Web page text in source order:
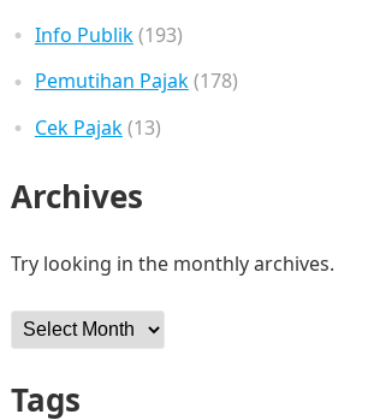
Info Publik(193)
Pemutihan Pajak(178)
Cek Pajak(13)
Archives
Try looking in the monthly archives.
Archives
Tags